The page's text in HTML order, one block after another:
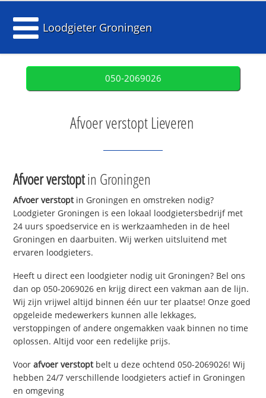
Loodgieter Groningen
050-2069026
Afvoer verstopt Lieveren
Afvoer verstoptin Groningen
Afvoer verstoptin Groningen en omstreken nodig?
Loodgieter Groningen is een lokaal loodgietersbedrijf met
24 uurs spoedservice en is werkzaamheden in de heel
Groningen en daarbuiten. Wij werken uitsluitend met
ervaren loodgieters.
Heeft u direct een loodgieter nodig uit Groningen? Bel ons
dan op 050-2069026 en krijg direct een vakman aan de lijn.
Wij zijn vrijwel altijd binnen één uur ter plaatse! Onze goed
opgeleide medewerkers kunnen alle lekkages,
verstoppingen of andere ongemakken vaak binnen no time
oplossen. Altijd voor een redelijke prijs.
Voorafvoer verstoptbelt u deze ochtend 050-2069026! Wij
hebben 24/7 verschillende loodgieters actief in Groningen
en omgeving